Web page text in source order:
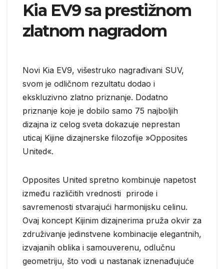
Kia EV9 sa prestižnom
zlatnom nagradom
Novi Kia EV9, višestruko nagrađivani SUV,
svom je odličnom rezultatu dodao i
ekskluzivno zlatno priznanje. Dodatno
priznanje koje je dobilo samo 75 najboljih
dizajna iz celog sveta dokazuje neprestan
uticaj Kijine dizajnerske filozofije »Opposites
United«.
Opposites United spretno kombinuje napetost
između različitih vrednosti prirode i
savremenosti stvarajući harmonijsku celinu.
Ovaj koncept Kijinim dizajnerima pruža okvir za
združivanje jedinstvene kombinacije elegantnih,
izvajanih oblika i samouverenu, odlučnu
geometriju, što vodi u nastanak iznenađujuće